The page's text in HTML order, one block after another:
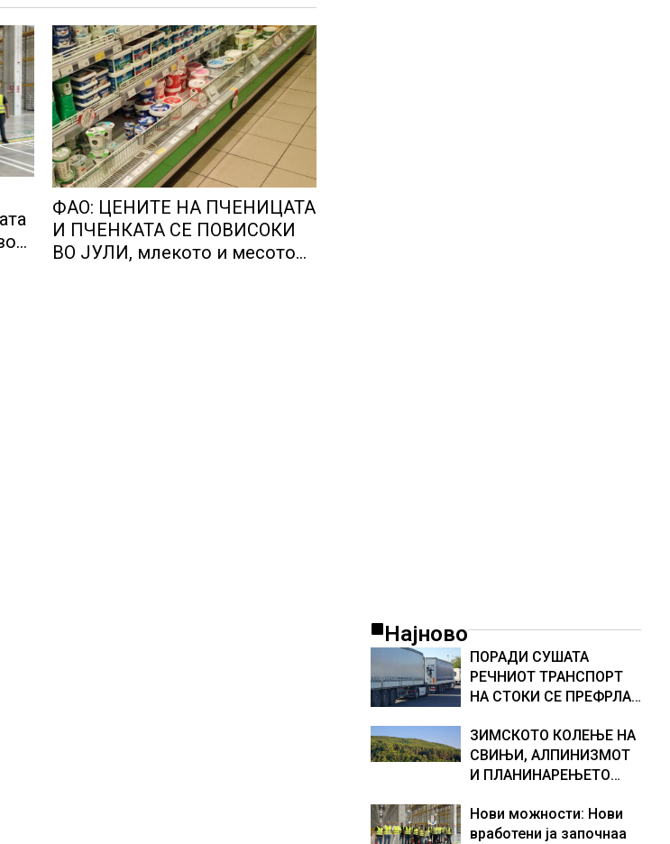
ФАО: ЦЕНИТЕ НА ПЧЕНИЦАТА
И ПЧЕНКАТА СЕ ПОВИСОКИ
ВО ЈУЛИ, млекото и месото
Најново
ПОРАДИ СУШАТА
РЕЧНИОТ ТРАНСПОРТ
НА СТОКИ СЕ ПРЕФРЛА
Германија со итни
мерки овозможува
камионџиите да возат и
ЗИМСКОТО КОЛЕЊЕ НА
СВИЊИ, АЛПИНИЗМОТ
И ПЛАНИНАРЕЊЕТО
НА КУЛТУРНО
НАСЛЕДСТВО НА
Нови можности: Нови
вработени ја започнаа